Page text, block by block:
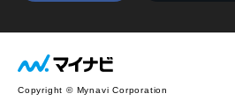
Copyright © Mynavi Corporation